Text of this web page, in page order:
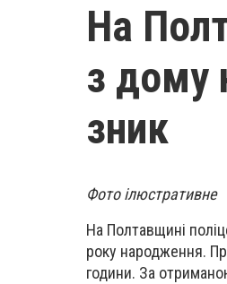
На
з дому
зник
Фото ілюстративне
На Полтавщині
року народження.
години. За